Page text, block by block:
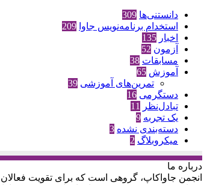
دانستنی‌ها 309
استخدام برنامه‌نویس جاوا 209
اخبار 135
آزمون 52
مسابقات 38
آموزش 65
تمرین‌های آموزشی 39
دستگرمی 16
تبادل‌نظر
11
یک تجربه 9
دسته‌بندی نشده 3
میکروبلاگ 2
درباره‌ ما
انجمن جاواکاپ، گروهی است که برای تقویت فعالان